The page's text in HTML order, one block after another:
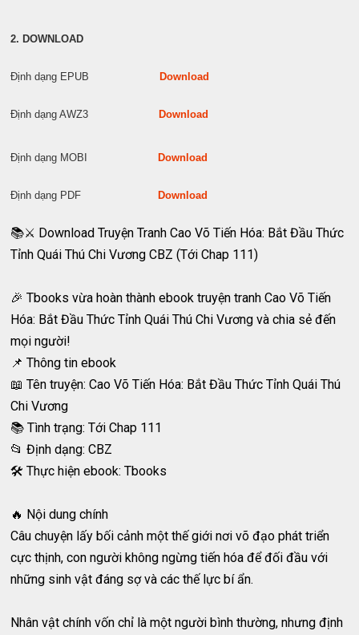
2. DOWNLOAD
Định dạng EPUBDownload
Định dạng AWZ3Download
Định dạng MOBIDownload
Định dạng PDFDownload
📚⚔️ Download Truyện Tranh Cao Võ Tiến Hóa: Bắt Đầu Thức
Tỉnh Quái Thú Chi Vương CBZ (Tới Chap 111)
🎉 Tbooks vừa hoàn thành ebook truyện tranh Cao Võ Tiến
Hóa: Bắt Đầu Thức Tỉnh Quái Thú Chi Vương và chia sẻ đến
mọi người!
📌 Thông tin ebook
📖 Tên truyện: Cao Võ Tiến Hóa: Bắt Đầu Thức Tỉnh Quái Thú
Chi Vương
📚 Tình trạng: Tới Chap 111
📂 Định dạng: CBZ
🛠 Thực hiện ebook: Tbooks
🔥 Nội dung chính
Câu chuyện lấy bối cảnh một thế giới nơi võ đạo phát triển
cực thịnh, con người không ngừng tiến hóa để đối đầu với
những sinh vật đáng sợ và các thế lực bí ẩn.
Nhân vật chính vốn chỉ là một người bình thường, nhưng định